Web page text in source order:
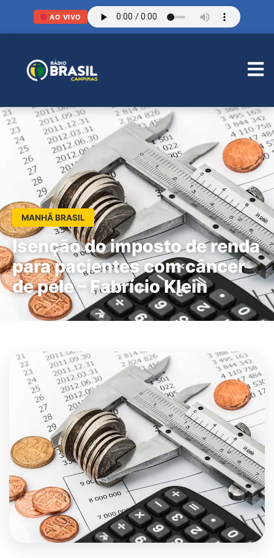
AO VIVO
MANHÃ BRASIL
Isenção do imposto de renda
para pacientes com câncer
de pele – Fabrício Klein